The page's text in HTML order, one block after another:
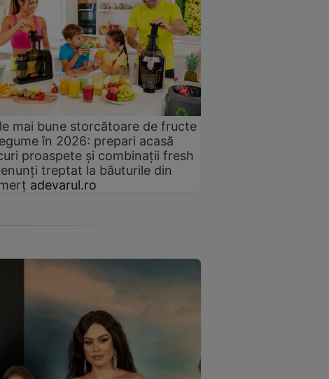
mai bune storcătoare de fructe
în 2026: prepari acasă
proaspete și combinații fresh
treptat la băuturile din
adevarul.ro